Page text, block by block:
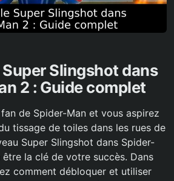
Slingshot dans
2 : Guide complet
de Spider-Man et vous aspirez
tissage de toiles dans les rues de
Super Slingshot dans Spider-
la clé de votre succès. Dans
comment débloquer et utiliser